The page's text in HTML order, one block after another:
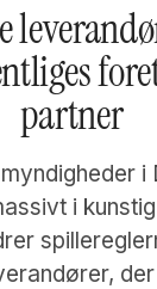
partner
i
i